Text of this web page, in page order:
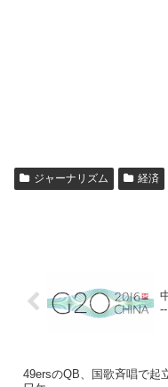
ジャーナリズム 経済
49ersのQB、国歌斉唱で起